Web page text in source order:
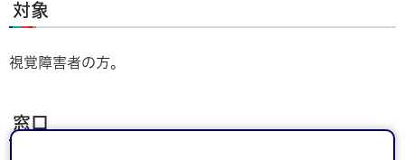
対象
視覚障害者の方。
窓口